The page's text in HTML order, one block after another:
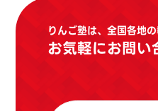
りんご塾は、全国各地
お気軽にお問い